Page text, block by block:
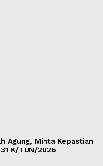
Agung, Minta Kepastian
K/TUN/2026